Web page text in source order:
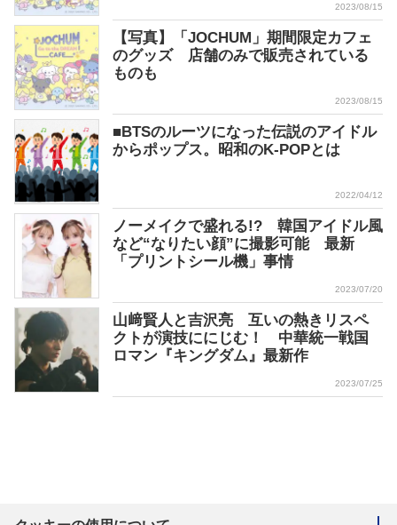
2023/08/15
【写真】「JOCHUM」期間限定カフェ
のグッズ 店舗のみで販売されている
ものも
2023/08/15
■BTSのルーツになった伝説のアイドル
からポップス。昭和のK-POPとは
2022/04/12
ノーメイクで盛れる!? 韓国アイドル風
など“なりたい顔”に撮影可能 最新
「プリントシール機」事情
2023/07/20
山﨑賢人と吉沢亮 互いの熱きリスペ
クトが演技ににじむ！ 中華統一戦国
ロマン『キングダム』最新作
2023/07/25